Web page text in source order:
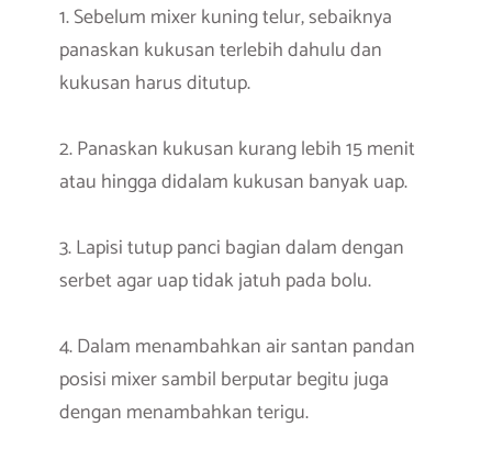
1. Sebelum mixer kuning telur, sebaiknya
panaskan kukusan terlebih dahulu dan
kukusan harus ditutup.
2. Panaskan kukusan kurang lebih 15 menit
atau hingga didalam kukusan banyak uap.
3. Lapisi tutup panci bagian dalam dengan
serbet agar uap tidak jatuh pada bolu.
4. Dalam menambahkan air santan pandan
posisi mixer sambil berputar begitu juga
dengan menambahkan terigu.